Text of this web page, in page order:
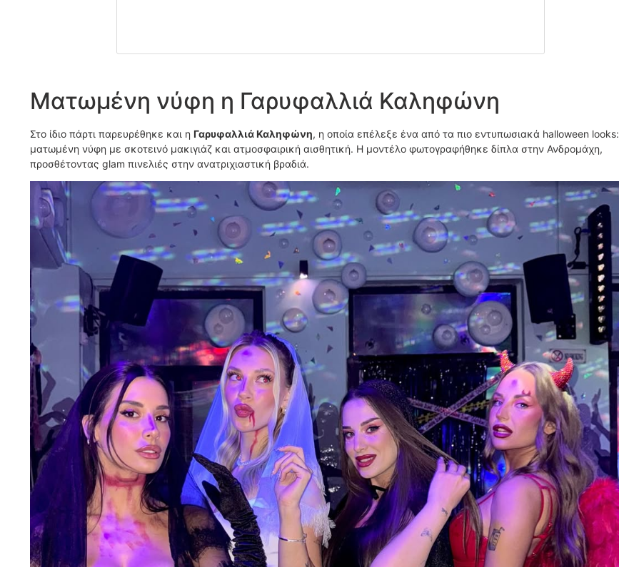
Ματωμένη νύφη η Γαρυφαλλιά Καληφώνη
Στο ίδιο πάρτι παρευρέθηκε και η Γαρυφαλλιά Καληφώνη, η οποία επέλεξε ένα από τα πιο εντυπωσιακά halloween looks:
ματωμένη νύφη με σκοτεινό μακιγιάζ και ατμοσφαιρική αισθητική. Η μοντέλο φωτογραφήθηκε δίπλα στην Ανδρομάχη,
προσθέτοντας glam πινελιές στην ανατριχιαστική βραδιά.